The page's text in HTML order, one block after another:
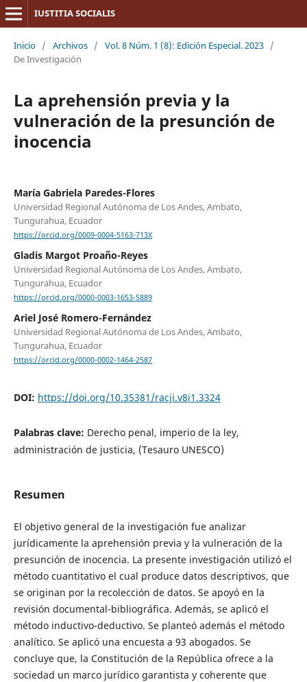
IUSTITIA SOCIALIS
Inicio / Archivos / Vol. 8 Núm. 1 (8): Edición Especial. 2023 /
De Investigación
La aprehensión previa y la
vulneración de la presunción de
inocencia
María Gabriela Paredes-Flores
Universidad Regional Autónoma de Los Andes, Ambato,
Tungurahua, Ecuador
https://orcid.org/0009-0004-5163-713X
Gladis Margot Proaño-Reyes
Universidad Regional Autónoma de Los Andes, Ambato,
Tungurahua, Ecuador
https://orcid.org/0000-0003-1653-5889
Ariel José Romero-Fernández
Universidad Regional Autónoma de Los Andes, Ambato,
Tungurahua, Ecuador
https://orcid.org/0000-0002-1464-2587
DOI: https://doi.org/10.35381/racji.v8i1.3324
Palabras clave: Derecho penal, imperio de la ley,
administración de justicia, (Tesauro UNESCO)
Resumen
El objetivo general de la investigación fue analizar
jurídicamente la aprehensión previa y la vulneración de la
presunción de inocencia. La presente investigación utilizó el
método cuantitativo el cual produce datos descriptivos, que
se originan por la recolección de datos. Se apoyó en la
revisión documental-bibliográfica. Además, se aplicó el
método inductivo-deductivo. Se planteó además el método
analítico. Se aplicó una encuesta a 93 abogados. Se
concluye que, la Constitución de la República ofrece a la
sociedad un marco jurídico garantista y coherente que